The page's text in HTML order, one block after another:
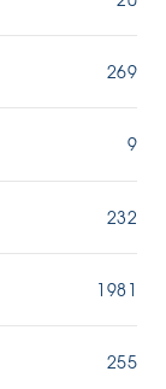
269
9
232
1981
255